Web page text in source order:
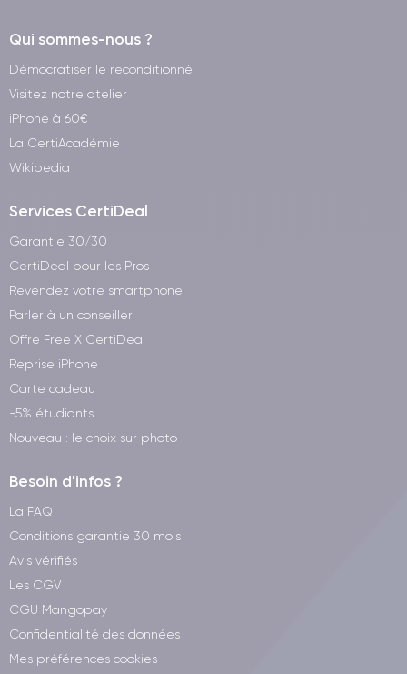
Qui sommes-nous ?
Démocratiser le reconditionné
Visitez notre atelier
iPhone à 60€
La CertiAcadémie
Wikipedia
Services CertiDeal
Garantie 30/30
CertiDeal pour les Pros
Revendez votre smartphone
Parler à un conseiller
Offre Free X CertiDeal
Reprise iPhone
Carte cadeau
-5% étudiants
Nouveau : le choix sur photo
Besoin d'infos ?
La FAQ
Conditions garantie 30 mois
Avis vérifiés
Les CGV
CGU Mangopay
Confidentialité des données
Mes préférences cookies